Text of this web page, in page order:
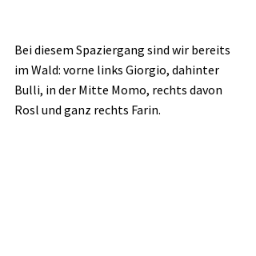
Bei diesem Spaziergang sind wir bereits
im Wald: vorne links Giorgio, dahinter
Bulli, in der Mitte Momo, rechts davon
Rosl und ganz rechts Farin.